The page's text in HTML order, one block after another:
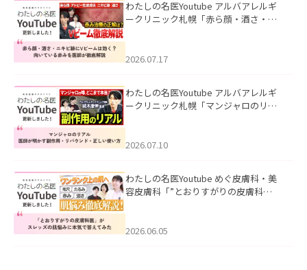
わたしの名医Youtube アルバアレルギ
ークリニック札幌「赤ら顔・酒さ・ニ
した。
2026.07.17
わたしの名医Youtube アルバアレルギ
ークリニック札幌「マンジャロのリア
た。
2026.07.10
わたしの名医Youtube めぐ皮膚科・美
容皮膚科「”とおりすがりの皮膚科
2026.06.05